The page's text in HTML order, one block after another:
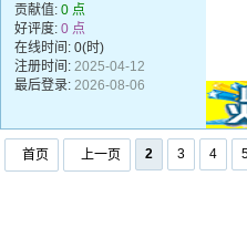
贡献值: 0 点
好评度: 0 点
在线时间: 0(时)
注册时间: 2025-04-12
最后登录: 2026-08-06
首页 上一页 2 3 4